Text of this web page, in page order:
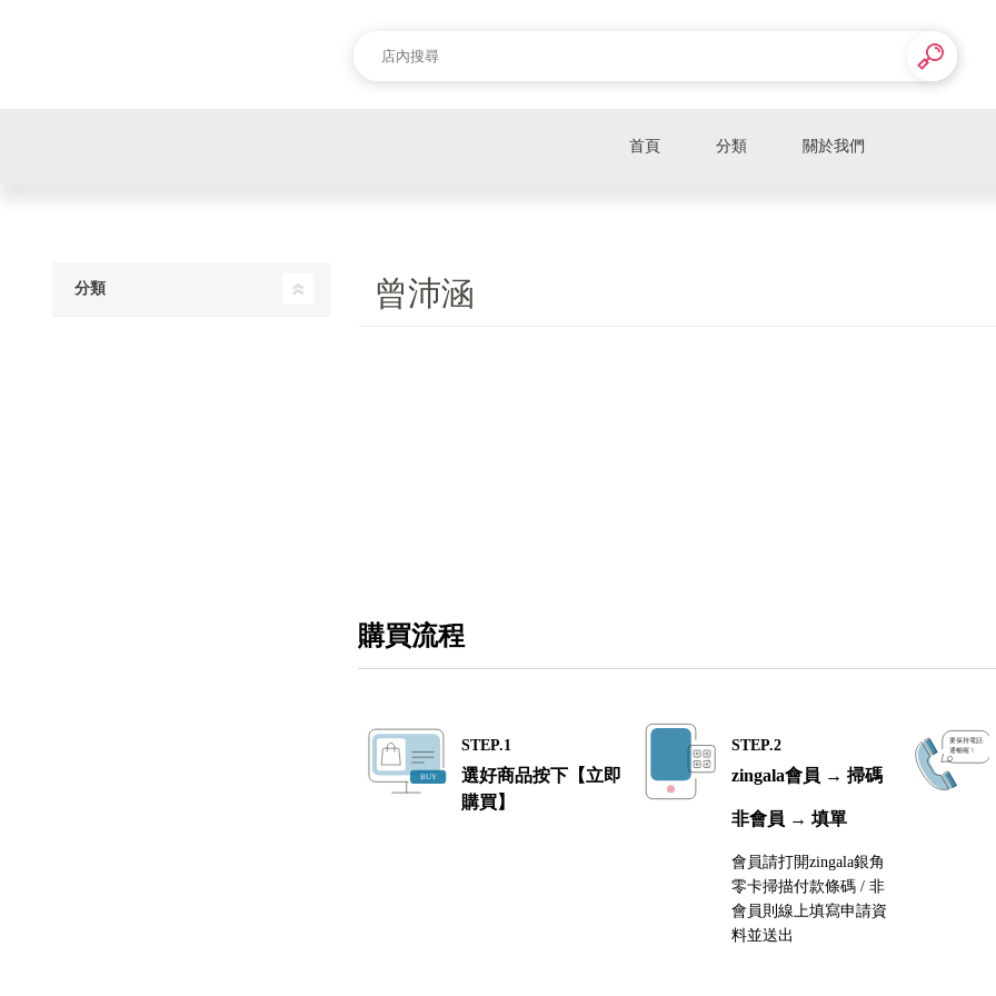
首頁 分類 關於我們
曾沛涵
購買流程
STEP.1
選好商品按下【立即
購買】
STEP.2
zingala會員 → 掃碼
非會員 → 填單
會員請打開zingala銀角
零卡掃描付款條碼 / 非
會員則線上填寫申請資
料並送出
分類